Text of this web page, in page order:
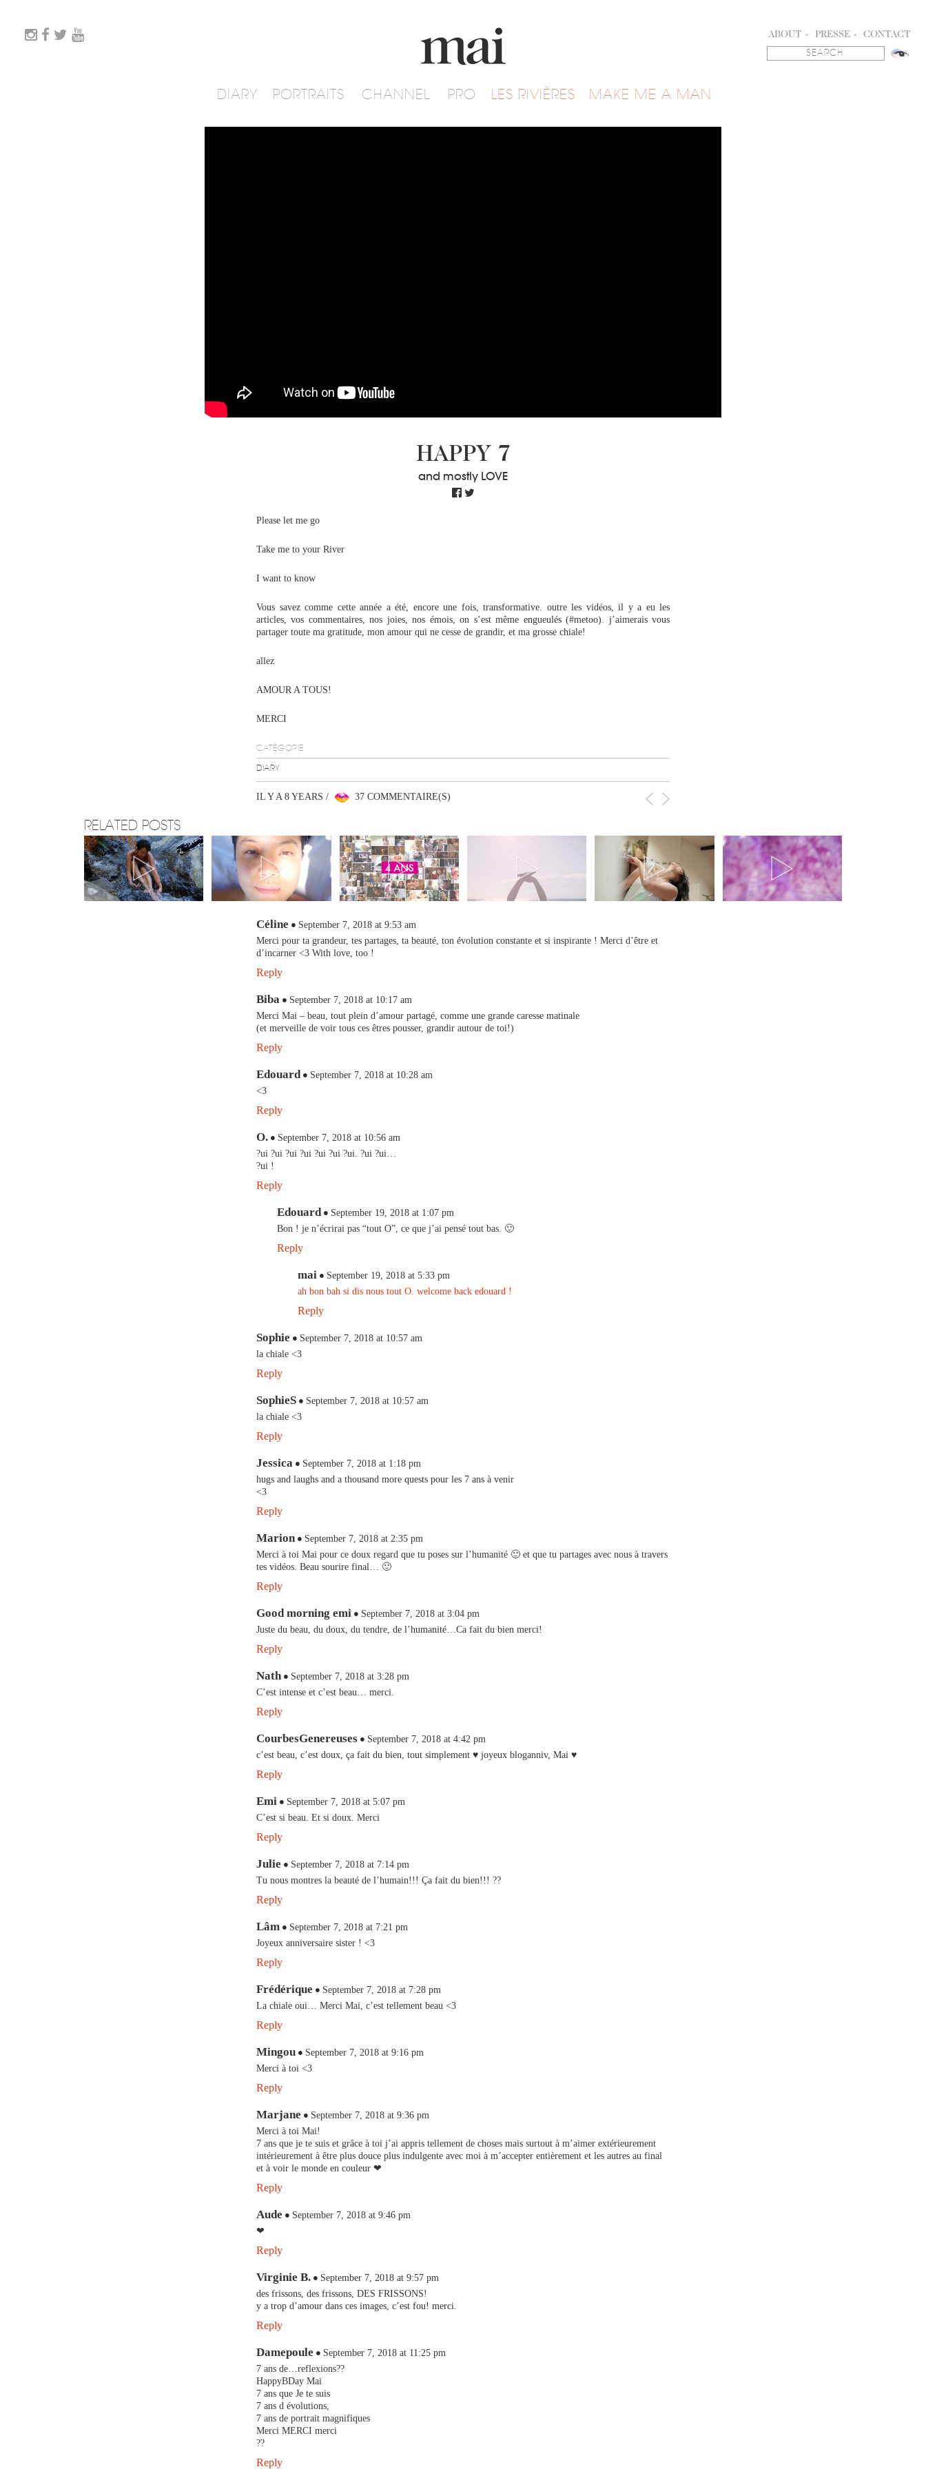
DIARY PORTRAITS CHANNEL PRO LES RIVIÈRES MAKE ME A MAN
ABOUT PRESSE CONTACT
HAPPY 7
and mostly LOVE
Please let me go
Take me to your River
I want to know
Vous savez comme cette année a été, encore une fois, transformative. outre les vidéos, il y a eu les
articles, vos commentaires, nos joies, nos émois, on s’est même engueulés (#metoo). j’aimerais vous
partager toute ma gratitude, mon amour qui ne cesse de grandir, et ma grosse chiale!
allez
AMOUR A TOUS!
MERCI
CATÉGORIE
DIARY
IL Y A 8 YEARS / 37 COMMENTAIRE(S)
RELATED POSTS
Céline
September 7, 2018 at 9:53 am
Merci pour ta grandeur, tes partages, ta beauté, ton évolution constante et si inspirante ! Merci d’être et
d’incarner <3 With love, too !
Reply
Biba
September 7, 2018 at 10:17 am
Merci Mai – beau, tout plein d’amour partagé, comme une grande caresse matinale
(et merveille de voir tous ces êtres pousser, grandir autour de toi!)
Reply
Edouard
September 7, 2018 at 10:28 am
<3
Reply
O.
September 7, 2018 at 10:56 am
?ui ?ui ?ui ?ui ?ui ?ui ?ui. ?ui ?ui…
?ui !
Reply
Edouard
September 19, 2018 at 1:07 pm
Bon ! je n’écrirai pas “tout O”, ce que j’ai pensé tout bas. 🙂
Reply
mai
September 19, 2018 at 5:33 pm
ah bon bah si dis nous tout O. welcome back edouard !
Reply
Sophie
September 7, 2018 at 10:57 am
la chiale <3
Reply
SophieS
September 7, 2018 at 10:57 am
la chiale <3
Reply
Jessica
September 7, 2018 at 1:18 pm
hugs and laughs and a thousand more quests pour les 7 ans à venir
<3
Reply
Marion
September 7, 2018 at 2:35 pm
Merci à toi Mai pour ce doux regard que tu poses sur l’humanité 🙂 et que tu partages avec nous à travers
tes vidéos. Beau sourire final… 🙂
Reply
Good morning emi
September 7, 2018 at 3:04 pm
Juste du beau, du doux, du tendre, de l’humanité…Ca fait du bien merci!
Reply
Nath
September 7, 2018 at 3:28 pm
C’est intense et c’est beau… merci.
Reply
CourbesGenereuses
September 7, 2018 at 4:42 pm
c’est beau, c’est doux, ça fait du bien, tout simplement ♥ joyeux bloganniv, Mai ♥
Reply
Emi
September 7, 2018 at 5:07 pm
C’est si beau. Et si doux. Merci
Reply
Julie
September 7, 2018 at 7:14 pm
Tu nous montres la beauté de l’humain!!! Ça fait du bien!!! ??
Reply
Lâm
September 7, 2018 at 7:21 pm
Joyeux anniversaire sister ! <3
Reply
Frédérique
September 7, 2018 at 7:28 pm
La chiale oui… Merci Mai, c’est tellement beau <3
Reply
Mingou
September 7, 2018 at 9:16 pm
Merci à toi <3
Reply
Marjane
September 7, 2018 at 9:36 pm
Merci à toi Mai!
7 ans que je te suis et grâce à toi j’ai appris tellement de choses mais surtout à m’aimer extérieurement
intérieurement à être plus douce plus indulgente avec moi à m’accepter entièrement et les autres au final
et à voir le monde en couleur ❤
Reply
Aude
September 7, 2018 at 9:46 pm
❤
Reply
Virginie B.
September 7, 2018 at 9:57 pm
des frissons, des frissons, DES FRISSONS!
y a trop d’amour dans ces images, c’est fou! merci.
Reply
Damepoule
September 7, 2018 at 11:25 pm
7 ans de…reflexions??
HappyBDay Mai
7 ans que Je te suis
7 ans d évolutions,
7 ans de portrait magnifiques
Merci MERCI merci
??
Reply